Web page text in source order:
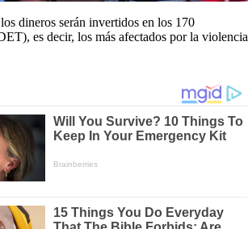
dineros serán invertidos en los 170
es decir, los más afectados por la violencia